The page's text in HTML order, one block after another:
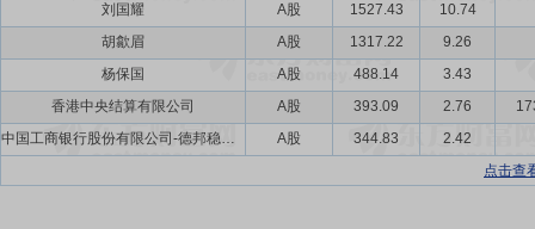
刘国耀
A股 1527.43
10.74
胡歙眉
A股 1317.22
9.26
杨保国
A股 488.14
3.43
香港中央结算有限公司
A股 393.09 2.76
中国工商银行股份有限公司-德邦稳盈增长灵活配置混合型证券投资基金
A股 344.83
2.42
点击查